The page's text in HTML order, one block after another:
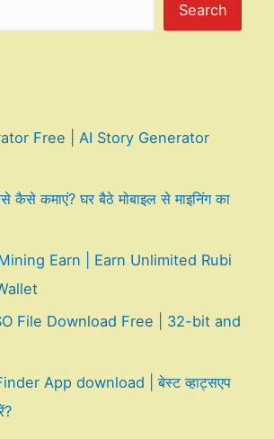
Search
Free | AI Story Generator
कमाएं? घर बैठे मोबाइल से माइनिंग का
Earn | Earn Unlimited Rubi
File Download Free | 32-bit and
App download | बेस्ट व्हाट्सएप